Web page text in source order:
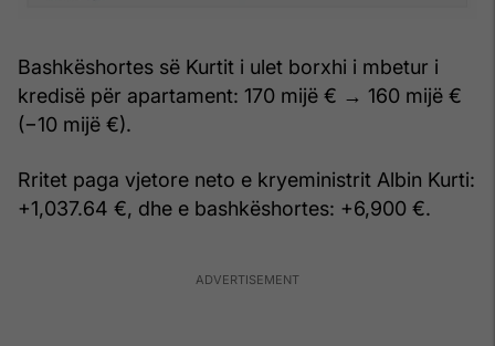
Bashkëshortes së Kurtit i ulet borxhi i mbetur i
kredisë për apartament: 170 mijë € → 160 mijë €
(−10 mijë €).
Rritet paga vjetore neto e kryeministrit Albin Kurti:
+1,037.64 €, dhe e bashkëshortes: +6,900 €.